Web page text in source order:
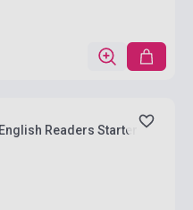
Readers Starter